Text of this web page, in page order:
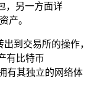
，另一方面详
产。
到交易所的操作，
有比特币
有其独立的网络体